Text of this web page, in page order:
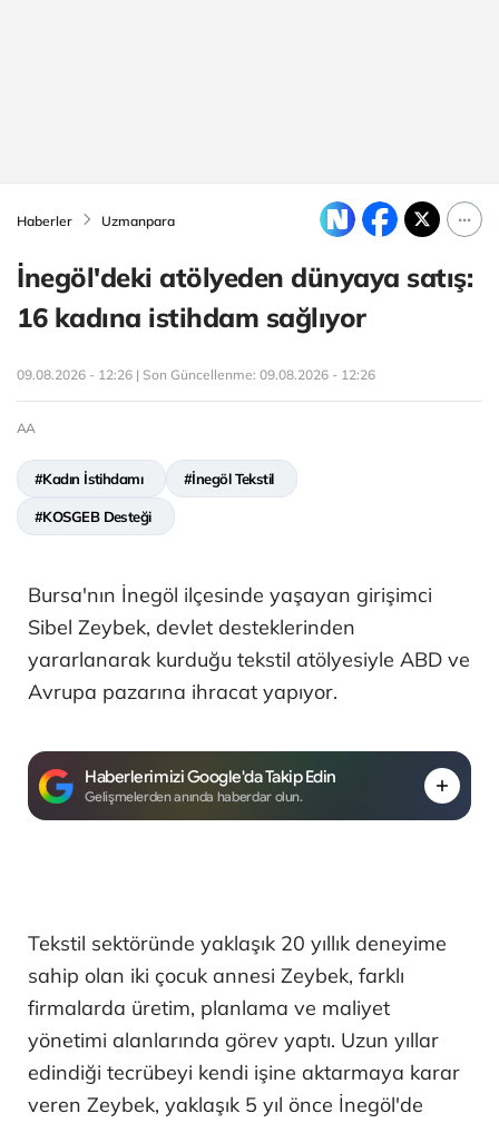
Haberler Uzmanpara
İnegöl'deki atölyeden dünyaya satış:
16 kadına istihdam sağlıyor
09.08.2026 - 12:26 | Son Güncellenme: 09.08.2026 - 12:26
AA
#Kadın İstihdamı #İnegöl Tekstil
#KOSGEB Desteği
Bursa'nın İnegöl ilçesinde yaşayan girişimci
Sibel Zeybek, devlet desteklerinden
yararlanarak kurduğu tekstil atölyesiyle ABD ve
Avrupa pazarına ihracat yapıyor.
Haberlerimizi Google'da Takip Edin
Gelişmelerden anında haberdar olun.
Tekstil sektöründe yaklaşık 20 yıllık deneyime
sahip olan iki çocuk annesi Zeybek, farklı
firmalarda üretim, planlama ve maliyet
yönetimi alanlarında görev yaptı. Uzun yıllar
edindiği tecrübeyi kendi işine aktarmaya karar
veren Zeybek, yaklaşık 5 yıl önce İnegöl'de